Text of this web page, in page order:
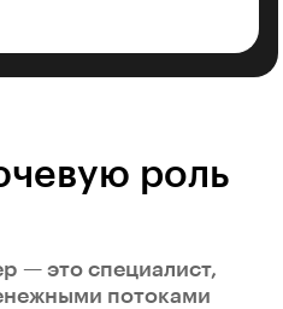
роль
— это специалист,
потоками